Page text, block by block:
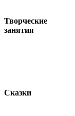
Творческие
занятия
Сказки